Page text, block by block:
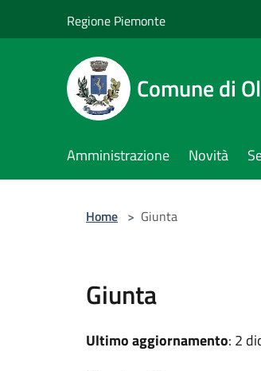
Regione Piemonte
Comune di
Amministrazione Novità
Home > Giunta
Giunta
Ultimo aggiornamento: 2